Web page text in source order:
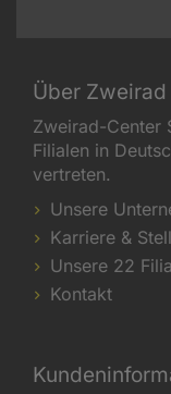
Über
Zweirad-Center
Filialen in
vertreten.
Unsere
Karriere &
Unsere 22
Kontakt